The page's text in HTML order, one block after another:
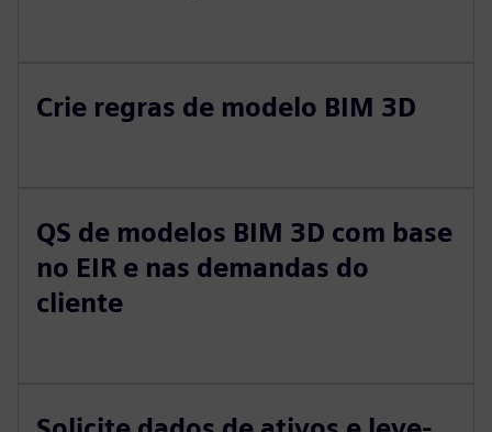
Crie regras de modelo BIM 3D
QS de modelos BIM 3D com base
no EIR e nas demandas do
cliente